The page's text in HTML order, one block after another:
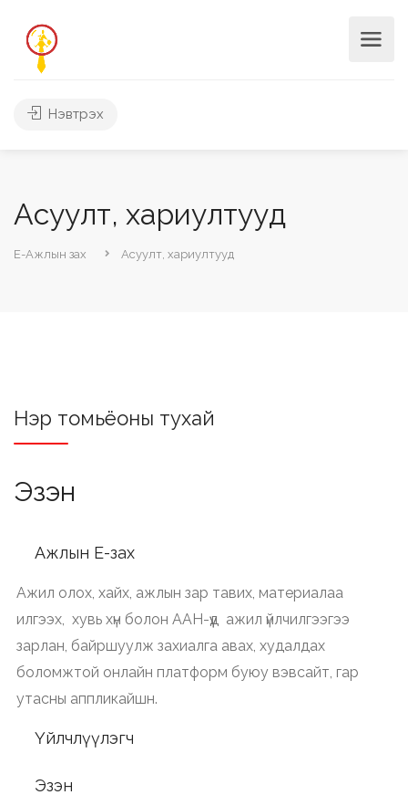
Нэвтрэх
Асуулт, хариултууд
Е-Ажлын зах Асуулт, хариултууд
Нэр томьёоны тухай
Эзэн
Ажлын Е-зах
Ажил олох, хайх, ажлын зар тавих, материалаа
илгээх, хувь хүн болон ААН-үүд ажил үйлчилгээгээ
зарлан, байршуулж захиалга авах, худалдах
боломжтой онлайн платформ буюу вэвсайт, гар
утасны аппликайшн.
Үйлчлүүлэгч
Эзэн